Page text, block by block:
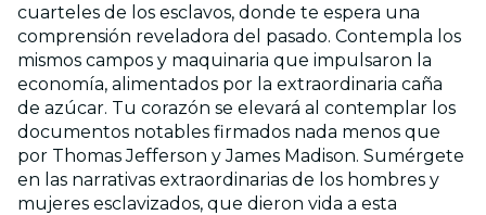
cuarteles de los esclavos, donde te espera una
comprensión reveladora del pasado. Contempla los
mismos campos y maquinaria que impulsaron la
economía, alimentados por la extraordinaria caña
de azúcar. Tu corazón se elevará al contemplar los
documentos notables firmados nada menos que
por Thomas Jefferson y James Madison. Sumérgete
en las narrativas extraordinarias de los hombres y
mujeres esclavizados, que dieron vida a esta